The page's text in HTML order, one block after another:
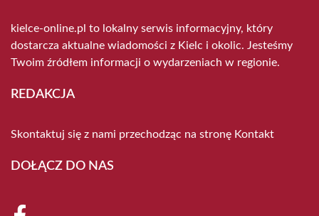
kielce-online.pl to lokalny serwis informacyjny, który
dostarcza aktualne wiadomości z Kielc i okolic. Jesteśmy
Twoim źródłem informacji o wydarzeniach w regionie.
REDAKCJA
Skontaktuj się z nami przechodząc na stronę Kontakt
DOŁĄCZ DO NAS